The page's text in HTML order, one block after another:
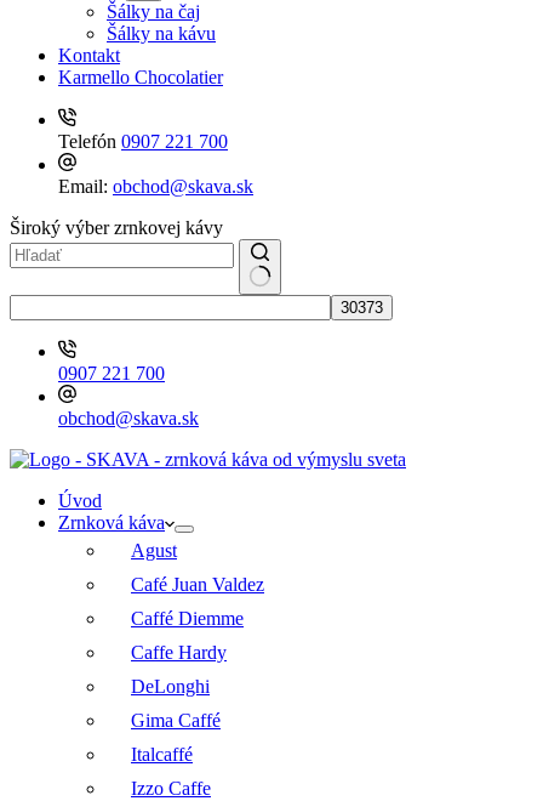
Šálky na čaj
Šálky na kávu
Kontakt
Karmello Chocolatier
Telefón 0907 221 700
Email: obchod@skava.sk
Široký výber zrnkovej kávy
results
0907 221 700
obchod@skava.sk
Úvod
Zrnková káva
Agust
Café Juan Valdez
Caffé Diemme
Caffe Hardy
DeLonghi
Gima Caffé
Italcaffé
Izzo Caffe